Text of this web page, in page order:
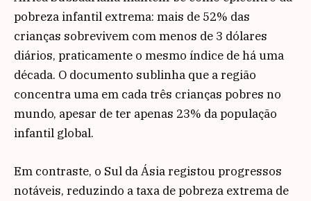
pobreza infantil extrema: mais de 52% das
crianças sobrevivem com menos de 3 dólares
diários, praticamente o mesmo índice de há uma
década. O documento sublinha que a região
concentra uma em cada três crianças pobres no
mundo, apesar de ter apenas 23% da população
infantil global.
Em contraste, o Sul da Ásia registou progressos
notáveis, reduzindo a taxa de pobreza extrema de